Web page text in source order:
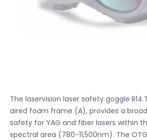
The laservision laser safety goggle
aired foam frame (A), provides a
safety for YAG and fiber lasers within
spectral area (780-11,500nm). The